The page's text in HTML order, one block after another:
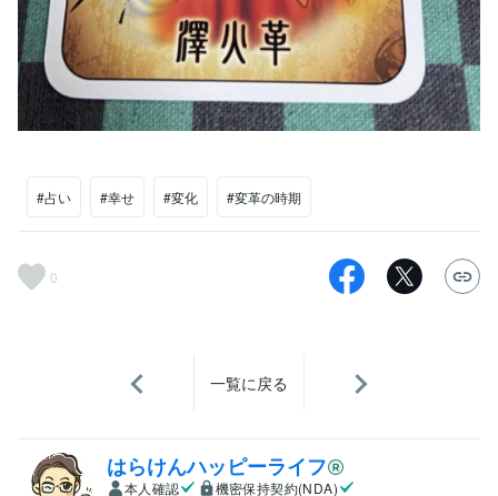
#占い #幸せ #変化 #変革の時期
0
一覧に戻る
はらけんハッピーライフ
本人確認
機密保持契約(NDA)